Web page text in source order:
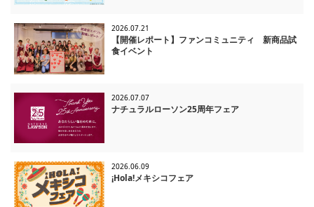
2026.07.21
【開催レポート】ファンコミュニティ 新商品試
食イベント
2026.07.07
ナチュラルローソン25周年フェア
2026.06.09
¡Hola!メキシコフェア